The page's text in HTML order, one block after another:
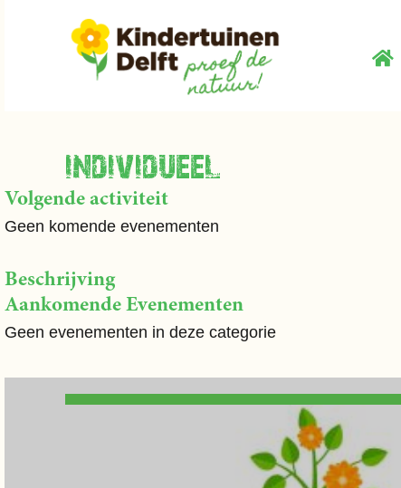
individueel
Volgende activiteit
Geen komende evenementen
Beschrijving
Aankomende Evenementen
Geen evenementen in deze categorie